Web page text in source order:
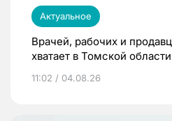
Актуальное
Врачей, рабочих и
хватает в Томской области
11:02 / 04.08.26